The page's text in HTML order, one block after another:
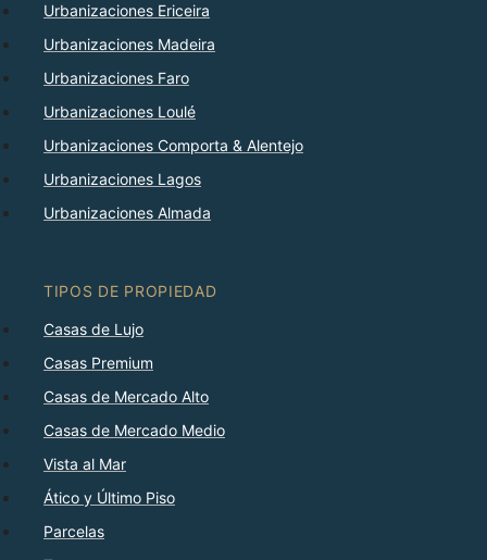
Urbanizaciones Ericeira
Urbanizaciones Madeira
Urbanizaciones Faro
Urbanizaciones Loulé
Urbanizaciones Comporta & Alentejo
Urbanizaciones Lagos
Urbanizaciones Almada
TIPOS DE PROPIEDAD
Casas de Lujo
Casas Premium
Casas de Mercado Alto
Casas de Mercado Medio
Vista al Mar
Ático y Último Piso
Parcelas